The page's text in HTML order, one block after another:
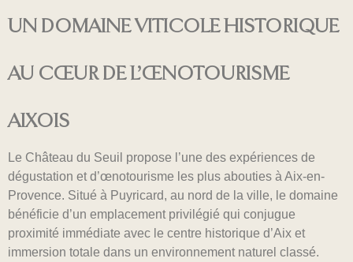
UN DOMAINE VITICOLE HISTORIQUE
AU CŒUR DE L’ŒNOTOURISME
AIXOIS
Le Château du Seuil propose l’une des expériences de
dégustation et d’œnotourisme les plus abouties à Aix-en-
Provence. Situé à Puyricard, au nord de la ville, le domaine
bénéficie d’un emplacement privilégié qui conjugue
proximité immédiate avec le centre historique d’Aix et
immersion totale dans un environnement naturel classé.